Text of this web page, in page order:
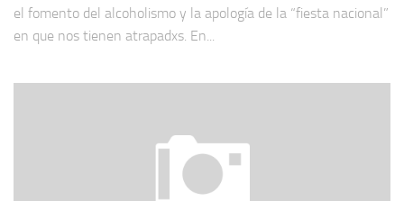
el fomento del alcoholismo y la apología de la “fiesta nacional”
en que nos tienen atrapadxs. En...